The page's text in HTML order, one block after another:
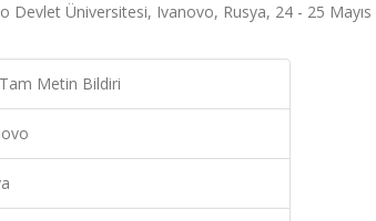
Devlet Üniversitesi, Ivanovo, Rusya, 24 - 25
Metin Bildiri